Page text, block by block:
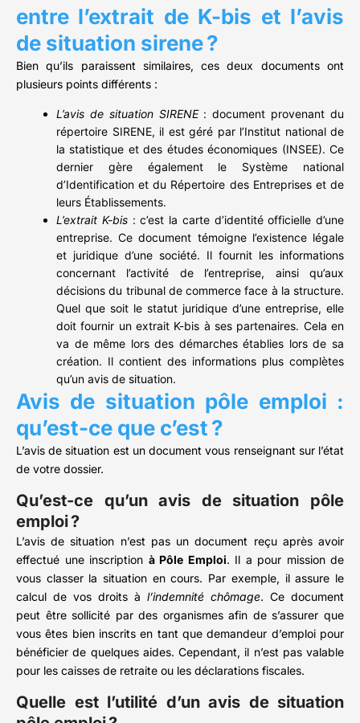
entre l’extrait de K-bis et l’avis
de situation sirene ?
Bien qu’ils paraissent similaires, ces deux documents ont
plusieurs points différents :
L’avis de situation SIRENE: document provenant du
répertoire SIRENE, il est géré par l’Institut national de
la statistique et des études économiques (INSEE). Ce
dernier gère également le Système national
d’Identification et du Répertoire des Entreprises et de
leurs Établissements.
L’extrait K-bis: c’est la carte d’identité officielle d’une
entreprise. Ce document témoigne l’existence légale
et juridique d’une société. Il fournit les informations
concernant l’activité de l’entreprise, ainsi qu’aux
décisions du tribunal de commerce face à la structure.
Quel que soit le statut juridique d’une entreprise, elle
doit fournir un extrait K-bis à ses partenaires. Cela en
va de même lors des démarches établies lors de sa
création. Il contient des informations plus complètes
qu’un avis de situation.
Avis de situation pôle emploi :
qu’est-ce que c’est ?
L’avis de situation est un document vous renseignant sur l’état
de votre dossier.
Qu’est-ce qu’un avis de situation pôle
emploi ?
L’avis de situation n’est pas un document reçu après avoir
effectué une inscription à Pôle Emploi. Il a pour mission de
vous classer la situation en cours. Par exemple, il assure le
calcul de vos droits à l’indemnité chômage. Ce document
peut être sollicité par des organismes afin de s’assurer que
vous êtes bien inscrits en tant que demandeur d’emploi pour
bénéficier de quelques aides. Cependant, il n’est pas valable
pour les caisses de retraite ou les déclarations fiscales.
Quelle est l’utilité d’un avis de situation